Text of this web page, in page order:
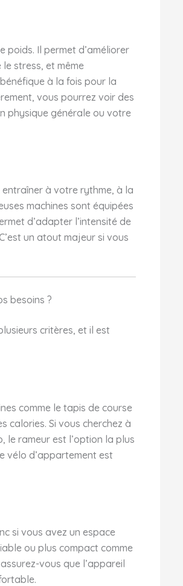
poids. Il permet d’améliorer
stress, et même
à la fois pour la
vous pourrez voir des
physique générale ou votre
à votre rythme, à la
machines sont équipées
d’adapter l’intensité de
un atout majeur si vous
besoins ?
critères, et il est
comme le tapis de course
calories. Si vous cherchez à
le rameur est l’option la plus
vélo d’appartement est
si vous avez un espace
ou plus compact comme
vous que l’appareil